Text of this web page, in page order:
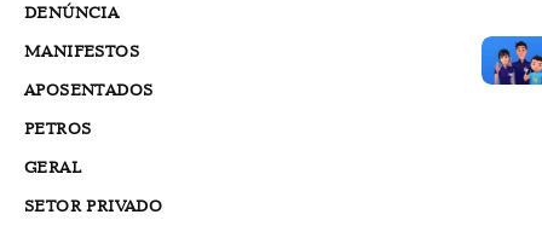
DENÚNCIA
MANIFESTOS
APOSENTADOS
PETROS
GERAL
SETOR PRIVADO